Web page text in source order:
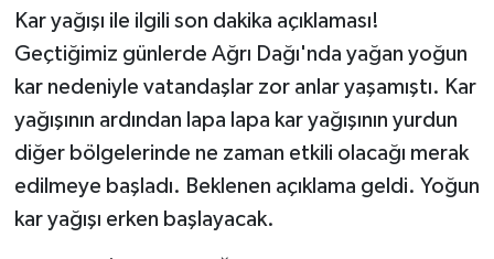
Kar yağışı ile ilgili son dakika açıklaması!
Geçtiğimiz günlerde Ağrı Dağı'nda yağan yoğun
kar nedeniyle vatandaşlar zor anlar yaşamıştı. Kar
yağışının ardından lapa lapa kar yağışının yurdun
diğer bölgelerinde ne zaman etkili olacağı merak
edilmeye başladı. Beklenen açıklama geldi. Yoğun
kar yağışı erken başlayacak.